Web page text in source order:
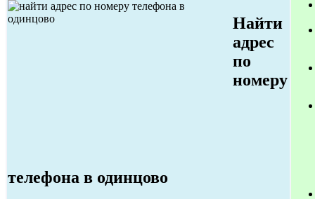
Найти
адрес
по
номеру
телефона в одинцово